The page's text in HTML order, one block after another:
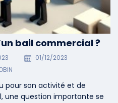
bail commercial ?
01/12/2023
pour son activité et de
une question importante se